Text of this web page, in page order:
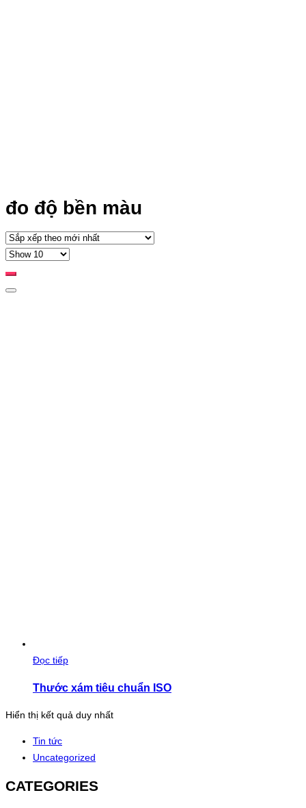
đo độ bền màu
Đọc tiếp
Thước xám tiêu chuẩn ISO
Hiển thị kết quả duy nhất
Tin tức
Uncategorized
CATEGORIES